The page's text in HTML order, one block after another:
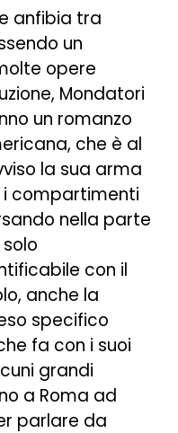
anfibia tra
un
opere
Mondatori
un romanzo
che è al
la sua arma
compartimenti
nella parte
con il
anche la
specifico
fa con i suoi
grandi
a Roma ad
parlare da